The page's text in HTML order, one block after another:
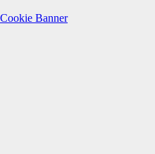
Banner